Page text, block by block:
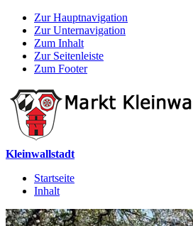
Zur Hauptnavigation
Zur Unternavigation
Zum Inhalt
Zur Seitenleiste
Zum Footer
Kleinwallstadt
Startseite
Inhalt